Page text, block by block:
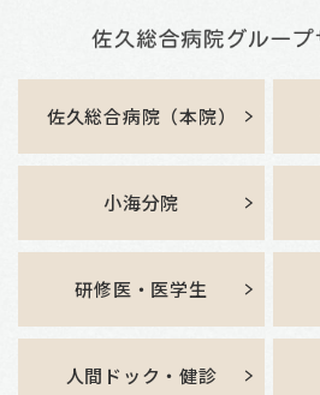
佐久総合病院（本院）
小海分院
研修医・医学生
人間ドック・健診